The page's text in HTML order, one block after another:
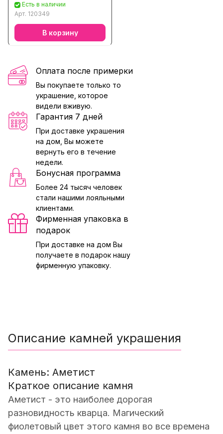
кварцем, хризолитом,
цитрином
Есть в наличии
Арт. 120349
В корзину
Оплата после примерки
Вы покупаете только то
украшение, которое
видели вживую.
Гарантия 7 дней
При доставке украшения
на дом, Вы можете
вернуть его в течение
недели.
Бонусная программа
Более 24 тысяч человек
стали нашими лояльными
клиентами.
Фирменная упаковка в
подарок
При доставке на дом Вы
получаете в подарок нашу
фирменную упаковку.
Описание камней украшения
Камень: Аметист
Краткое описание камня
Аметист - это наиболее дорогая
разновидность кварца. Магический
фиолетовый цвет этого камня во все времена